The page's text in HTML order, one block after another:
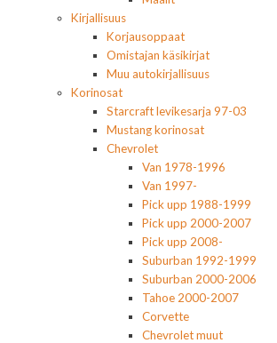
Kirjallisuus
Korjausoppaat
Omistajan käsikirjat
Muu autokirjallisuus
Korinosat
Starcraft levikesarja 97-03
Mustang korinosat
Chevrolet
Van 1978-1996
Van 1997-
Pick upp 1988-1999
Pick upp 2000-2007
Pick upp 2008-
Suburban 1992-1999
Suburban 2000-2006
Tahoe 2000-2007
Corvette
Chevrolet muut